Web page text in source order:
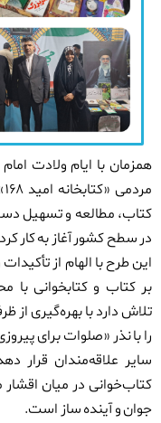
همزمان با ایام ولادت
کتاب، مطالعه و تسهیل
در سطح کشور آغاز به کار
این طرح با الهام از
بر کتاب و کتابخوانی با
تلاش دارد با بهره‌گیری
را با نذر «صلوات برای
سایر علاقه‌مندان قرار
کتاب‌خوانی در میان
جوان و آینده ساز است.